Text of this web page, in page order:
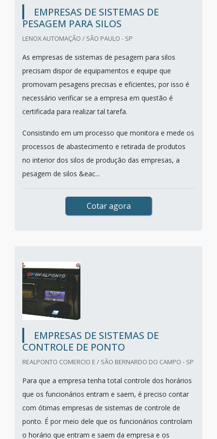
EMPRESAS DE SISTEMAS DE
PESAGEM PARA SILOS
LENOX AUTOMAÇÃO / SÃO PAULO - SP
As empresas de sistemas de pesagem para silos
precisam dispor de equipamentos e equipe que
promovam pesagens precisas e eficientes, por isso é
necessário verificar se a empresa em questão é
certificada para realizar tal tarefa.
Consistindo em um processo que monitora e mede os
processos de abastecimento e retirada de produtos
no interior dos silos de produção das empresas, a
pesagem de silos &eac...
Cotar agora
EMPRESAS DE SISTEMAS DE
CONTROLE DE PONTO
REALPONTO COMERCIO E / SÃO BERNARDO DO CAMPO - SP
Para que a empresa tenha total controle dos horários
que os funcionários entram e saem, é preciso contar
com ótimas empresas de sistemas de controle de
ponto. É por meio dele que os funcionários controlam
o horário que entram e saem da empresa e os